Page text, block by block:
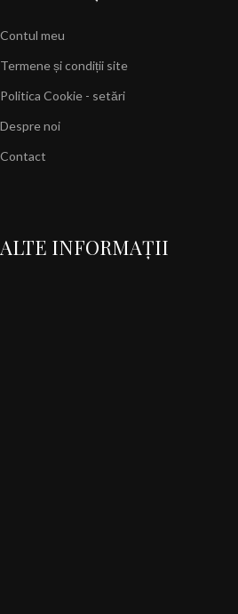
Contul meu
Termene și condiții site
Politica Cookie - setări
Despre noi
Contact
ALTE INFORMAȚII